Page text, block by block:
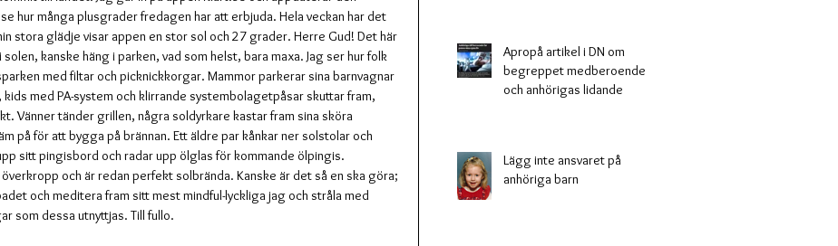
hur många plusgrader fredagen har att erbjuda. Hela veckan har det
stora glädje visar appen en stor sol och 27 grader. Herre Gud! Det här
kanske häng i parken, vad som helst, bara maxa. Jag ser hur folk
med filtar och picknickkorgar. Mammor parkerar sina barnvagnar
med PA-system och klirrande systembolagetpåsar skuttar fram,
Vänner tänder grillen, några soldyrkare kastar fram sina sköra
på för att bygga på brännan. Ett äldre par kånkar ner solstolar och
sitt pingisbord och radar upp ölglas för kommande ölpingis.
och är redan perfekt solbrända. Kanske är det så en ska göra;
och meditera fram sitt mest mindful-lyckliga jag och stråla med
som dessa utnyttjas. Till fullo.
Apropå artikel i DN om
begreppet medberoende
och anhörigas lidande
Lägg inte ansvaret på
anhöriga barn